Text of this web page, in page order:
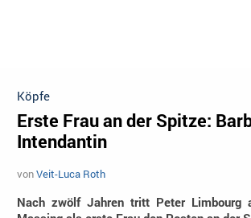
Köpfe
Erste Frau an der Spitze:
Intendantin
vonVeit-Luca Roth
Nach zwölf Jahren tritt Peter Limbourg